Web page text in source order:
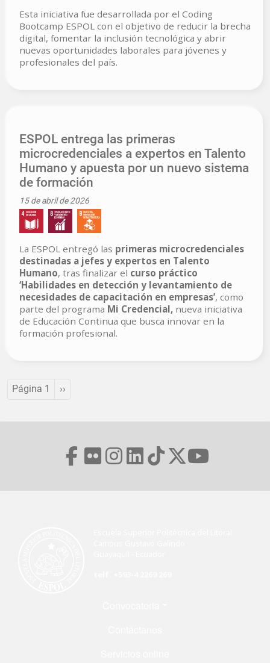
Esta iniciativa fue desarrollada por el Coding
Bootcamp ESPOL con el objetivo de reducir la brecha
digital, fomentar la inclusión tecnológica y abrir
nuevas oportunidades laborales para jóvenes y
profesionales del país.
ESPOL entrega las primeras
microcredenciales a expertos en Talento
Humano y apuesta por un nuevo sistema
de formación
15 de abril de 2026
La ESPOL entregó las primeras microcredenciales
destinadas a jefes y expertos en Talento
Humano, tras finalizar el curso práctico
‘Habilidades en detección y levantamiento de
necesidades de capacitación en empresas’, como
parte del programa Mi Credencial, nueva iniciativa
de Educación Continua que busca innovar en la
formación profesional.
Paginación
Página 1 Siguiente página
››